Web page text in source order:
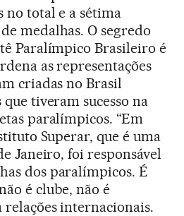
no total e a sétima
medalhas. O segredo
Paralímpico Brasileiro é
as representações
criadas no Brasil
tiveram sucesso na
paralímpicos. “Em
Superar, que é uma
Janeiro, foi responsável
dos paralímpicos. É
é clube, não é
relações internacionais.